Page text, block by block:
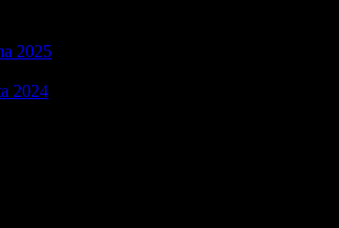
2025
2024